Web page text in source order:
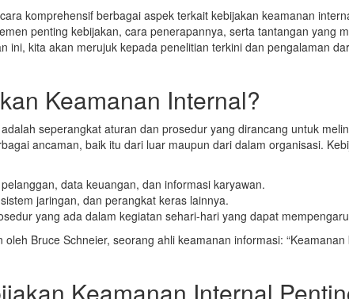
komprehensif berbagai aspek terkait kebijakan keamanan
penting kebijakan, cara penerapannya, serta tantangan yang
ini, kita akan merujuk kepada penelitian terkini dan pengalaman
Keamanan Internal?
seperangkat aturan dan prosedur yang dirancang untuk
ancaman, baik itu dari luar maupun dari dalam organisasi.
data keuangan, dan informasi karyawan.
jaringan, dan perangkat keras lainnya.
yang ada dalam kegiatan sehari-hari yang dapat
Bruce Schneier, seorang ahli keamanan informasi: